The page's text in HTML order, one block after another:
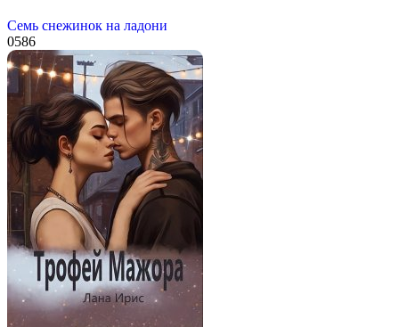
Семь снежинок на ладони
0586